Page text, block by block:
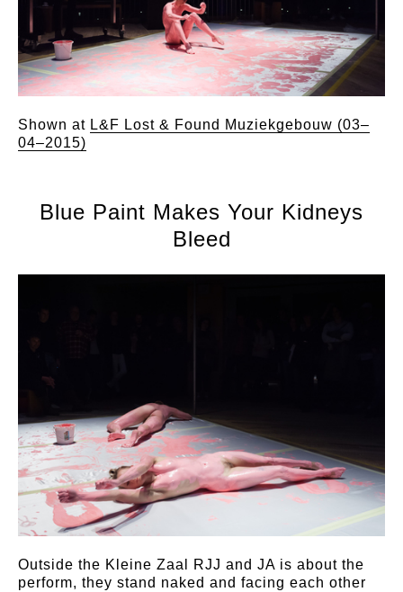
Shown at L&F Lost & Found Muziekgebouw (03–
04–2015)
Blue Paint Makes Your Kidneys
Bleed
Outside the Kleine Zaal RJJ and JA is about the
perform, they stand naked and facing each other